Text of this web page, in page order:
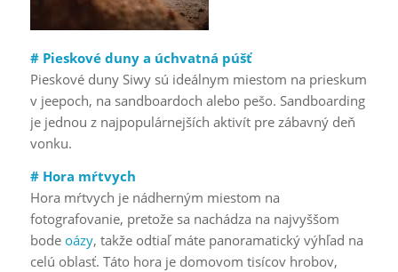
# Pieskové duny a úchvatná púšť
Pieskové duny Siwy sú ideálnym miestom na prieskum
v jeepoch, na sandboardoch alebo pešo. Sandboarding
je jednou z najpopulárnejších aktivít pre zábavný deň
vonku.
# Hora mŕtvych
Hora mŕtvych je nádherným miestom na
fotografovanie, pretože sa nachádza na najvyššom
bode oázy, takže odtiaľ máte panoramatický výhľad na
celú oblasť. Táto hora je domovom tisícov hrobov,